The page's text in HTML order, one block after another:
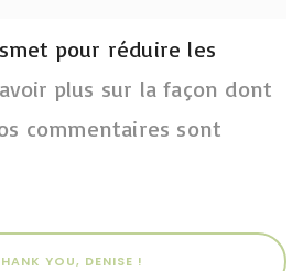
pour réduire les
plus sur la façon dont
commentaires sont
YOU, DENISE !